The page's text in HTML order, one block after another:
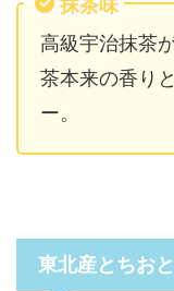
抹茶味
高級宇治抹茶
茶本来の香り
ー。
東北産とちお